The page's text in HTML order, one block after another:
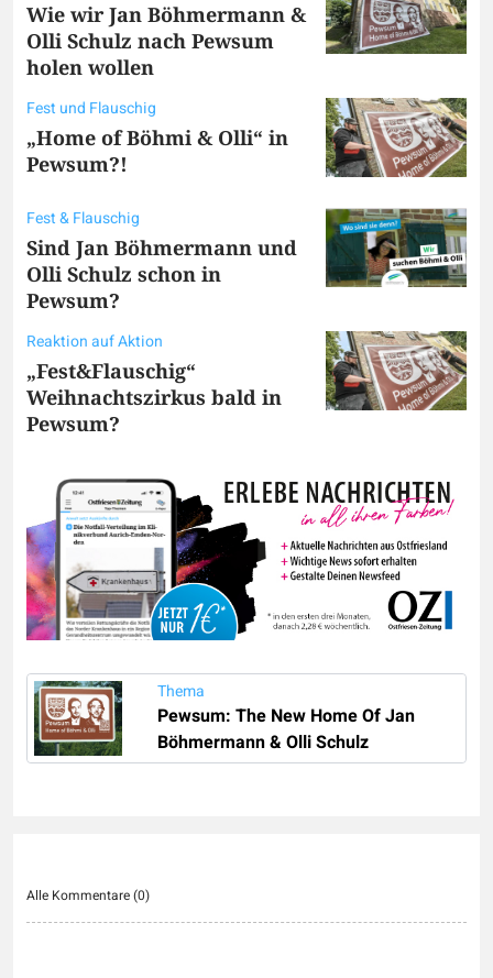
Wie wir Jan Böhmermann &
Olli Schulz nach Pewsum
holen wollen
Fest und Flauschig
„Home of Böhmi & Olli“ in
Pewsum?!
Fest & Flauschig
Sind Jan Böhmermann und
Olli Schulz schon in
Pewsum?
Reaktion auf Aktion
„Fest&Flauschig“
Weihnachtszirkus bald in
Pewsum?
Thema
Pewsum: The New Home Of Jan
Böhmermann & Olli Schulz
Alle Kommentare (0)